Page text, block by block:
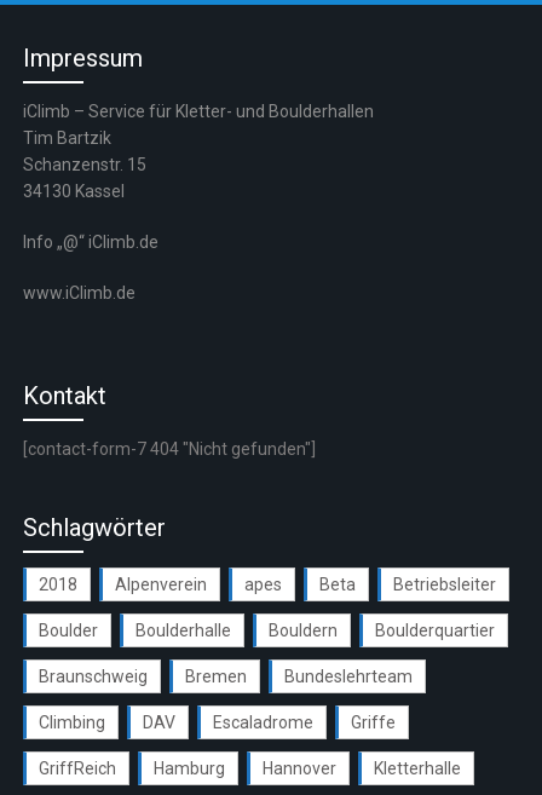
Impressum
iClimb – Service für Kletter- und Boulderhallen
Tim Bartzik
Schanzenstr. 15
34130 Kassel
Info „@“ iClimb.de
www.iClimb.de
Kontakt
[contact-form-7 404 "Nicht gefunden"]
Schlagwörter
2018 Alpenverein apes Beta Betriebsleiter
Boulder Boulderhalle Bouldern Boulderquartier
Braunschweig Bremen Bundeslehrteam
Climbing DAV Escaladrome Griffe
GriffReich Hamburg Hannover Kletterhalle